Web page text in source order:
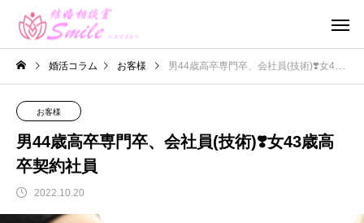
婚活コラム お客様 男44歳高卒専門卒、会社員(技術)❣️女43歳高卒契約社員
お客様
男44歳高卒専門卒、会社員(技術)❣️女43歳高
卒契約社員
2022.10.20